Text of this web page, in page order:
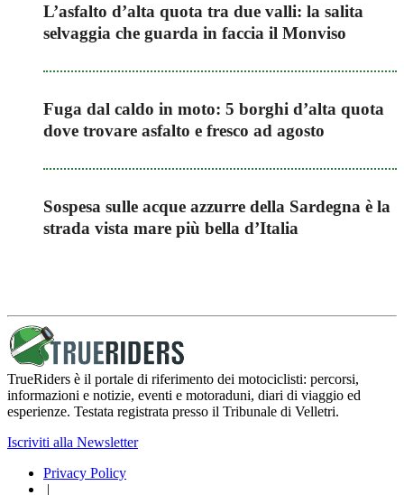
L’asfalto d’alta quota tra due valli: la salita
selvaggia che guarda in faccia il Monviso
Fuga dal caldo in moto: 5 borghi d’alta quota
dove trovare asfalto e fresco ad agosto
Sospesa sulle acque azzurre della Sardegna è la
strada vista mare più bella d’Italia
TrueRiders è il portale di riferimento dei motociclisti: percorsi,
informazioni e notizie, eventi e motoraduni, diari di viaggio ed
esperienze. Testata registrata presso il Tribunale di Velletri.
Iscriviti alla Newsletter
Privacy Policy
|